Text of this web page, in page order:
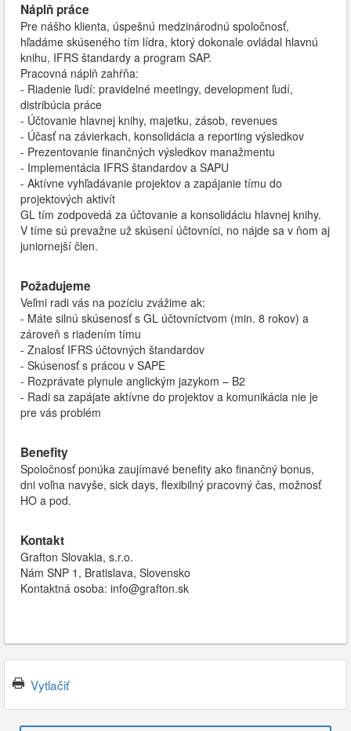
Náplň práce
Pre nášho klienta, úspešnú medzinárodnú spoločnosť,
hľadáme skúseného tím lídra, ktorý dokonale ovládal hlavnú
knihu, IFRS štandardy a program SAP.
Pracovná náplň zahŕňa:
- Riadenie ľudí: pravidelné meetingy, development ľudí,
distribúcia práce
- Účtovanie hlavnej knihy, majetku, zásob, revenues
- Účasť na závierkach, konsolidácia a reporting výsledkov
- Prezentovanie finančných výsledkov manažmentu
- Implementácia IFRS štandardov a SAPU
- Aktívne vyhľadávanie projektov a zapájanie tímu do
projektových aktivít
GL tím zodpovedá za účtovanie a konsolidáciu hlavnej knihy.
V tíme sú prevažne už skúsení účtovníci, no nájde sa v ňom aj
juniornejší člen.
Požadujeme
Veľmi radi vás na pozíciu zvážime ak:
- Máte silnú skúsenosť s GL účtovníctvom (min. 8 rokov) a
zároveň s riadením tímu
- Znalosť IFRS účtovných štandardov
- Skúsenosť s prácou v SAPE
- Rozprávate plynule anglickým jazykom – B2
- Radi sa zapájate aktívne do projektov a komunikácia nie je
pre vás problém
Benefity
Spoločnosť ponúka zaujímavé benefity ako finančný bonus,
dni voľna navyše, sick days, flexibilný pracovný čas, možnosť
HO a pod.
Kontakt
Grafton Slovakia, s.r.o.
Nám SNP 1, Bratislava, Slovensko
Kontaktná osoba: info@grafton.sk
Vytlačiť